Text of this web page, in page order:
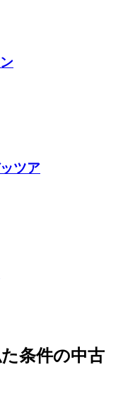
ツア
条件の中古